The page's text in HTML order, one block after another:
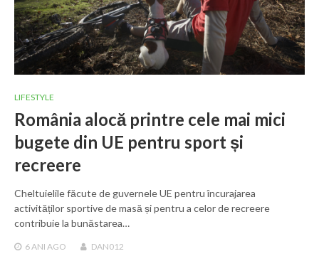
LIFESTYLE
România alocă printre cele mai mici
bugete din UE pentru sport și
recreere
Cheltuielile făcute de guvernele UE pentru încurajarea
activităților sportive de masă și pentru a celor de recreere
contribuie la bunăstarea…
6 ANI AGO DAN012